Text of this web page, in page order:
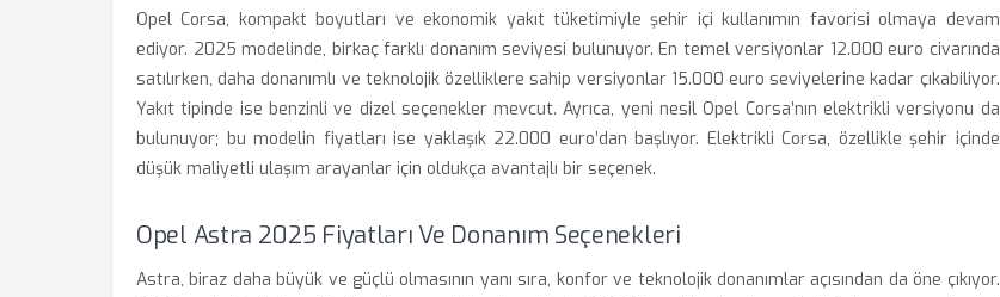
Opel Corsa, kompakt boyutları ve ekonomik yakıt tüketimiyle şehir içi kullanımın favorisi olmaya devam
ediyor. 2025 modelinde, birkaç farklı donanım seviyesi bulunuyor. En temel versiyonlar 12.000 euro civarında
satılırken, daha donanımlı ve teknolojik özelliklere sahip versiyonlar 15.000 euro seviyelerine kadar çıkabiliyor.
Yakıt tipinde ise benzinli ve dizel seçenekler mevcut. Ayrıca, yeni nesil Opel Corsa’nın elektrikli versiyonu da
bulunuyor; bu modelin fiyatları ise yaklaşık 22.000 euro’dan başlıyor. Elektrikli Corsa, özellikle şehir içinde
düşük maliyetli ulaşım arayanlar için oldukça avantajlı bir seçenek.
Opel Astra 2025 Fiyatları Ve Donanım Seçenekleri
Astra, biraz daha büyük ve güçlü olmasının yanı sıra, konfor ve teknolojik donanımlar açısından da öne çıkıyor.